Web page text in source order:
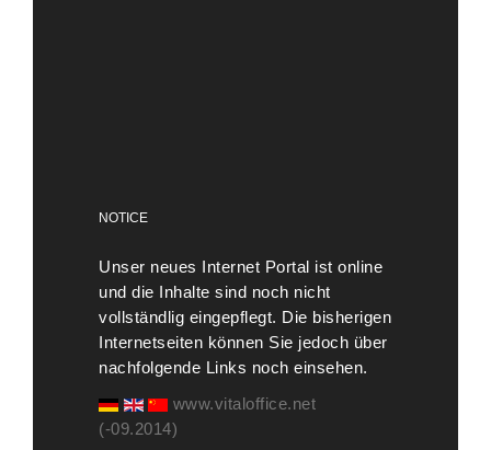
NOTICE
Unser neues Internet Portal ist online
und die Inhalte sind noch nicht
vollständlig eingepflegt. Die bisherigen
Internetseiten können Sie jedoch über
nachfolgende Links noch einsehen.
www.vitaloffice.net
(-09.2014)